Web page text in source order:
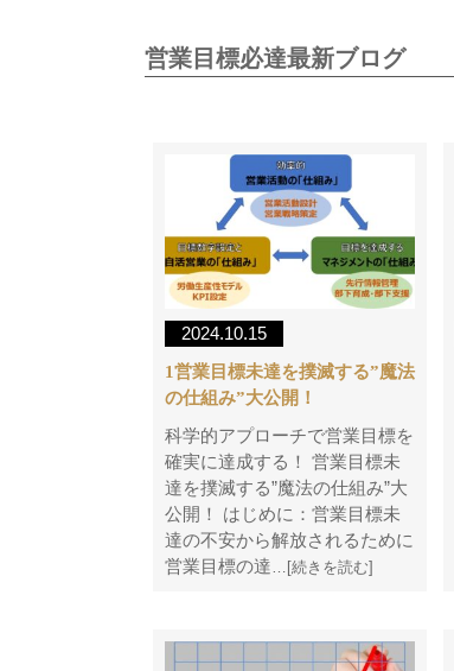
営業目標必達最新ブログ
2024.10.15
1営業目標未達を撲滅する”魔法
の仕組み”大公開！
科学的アプローチで営業目標を
確実に達成する！ 営業目標未
達を撲滅する”魔法の仕組み”大
公開！ はじめに：営業目標未
達の不安から解放されるために
営業目標の達…[続きを読む]